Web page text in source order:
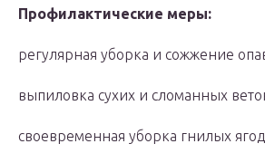
Профилактические меры:
регулярная уборка и сожжение
выпиловка сухих и сломанных
своевременная уборка гнилых ягод